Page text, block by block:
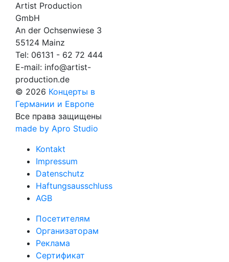
Artist Production
GmbH
An der Ochsenwiese 3
55124 Mainz
Tel: 06131 - 62 72 444
E-mail: info@artist-
production.de
© 2026 Концерты в
Германии и Европе
Все права защищены
made by Apro Studio
Kontakt
Impressum
Datenschutz
Haftungsausschluss
AGB
Посетителям
Организаторам
Реклама
Сертификат